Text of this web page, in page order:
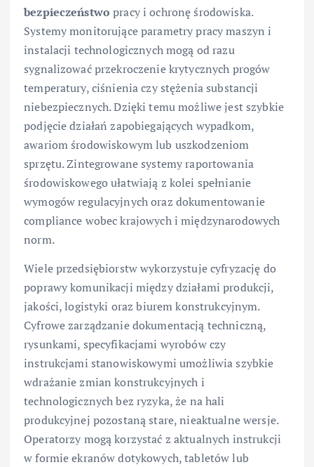
bezpieczeństwo pracy i ochronę środowiska.
Systemy monitorujące parametry pracy maszyn i
instalacji technologicznych mogą od razu
sygnalizować przekroczenie krytycznych progów
temperatury, ciśnienia czy stężenia substancji
niebezpiecznych. Dzięki temu możliwe jest szybkie
podjęcie działań zapobiegających wypadkom,
awariom środowiskowym lub uszkodzeniom
sprzętu. Zintegrowane systemy raportowania
środowiskowego ułatwiają z kolei spełnianie
wymogów regulacyjnych oraz dokumentowanie
compliance wobec krajowych i międzynarodowych
norm.
Wiele przedsiębiorstw wykorzystuje cyfryzację do
poprawy komunikacji między działami produkcji,
jakości, logistyki oraz biurem konstrukcyjnym.
Cyfrowe zarządzanie dokumentacją techniczną,
rysunkami, specyfikacjami wyrobów czy
instrukcjami stanowiskowymi umożliwia szybkie
wdrażanie zmian konstrukcyjnych i
technologicznych bez ryzyka, że na hali
produkcyjnej pozostaną stare, nieaktualne wersje.
Operatorzy mogą korzystać z aktualnych instrukcji
w formie ekranów dotykowych, tabletów lub